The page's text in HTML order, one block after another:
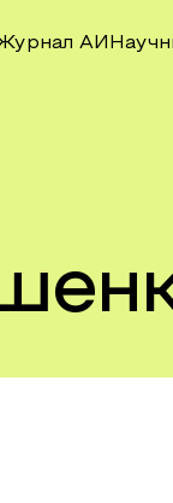
АИ